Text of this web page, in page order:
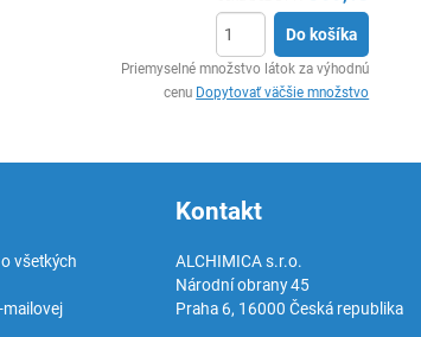
Do košíka
Priemyselné množstvo látok za výhodnú
cenu Dopytovať väčšie množstvo
všetkých
mailovej
Kontakt
ALCHIMICA s.r.o.
Národní obrany 45
Praha 6, 16000 Česká republika